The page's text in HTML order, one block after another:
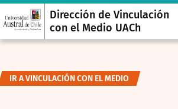
Dirección de Vinculación
con el Medio UACh
IR A VINCULACIÓN CON EL MEDIO